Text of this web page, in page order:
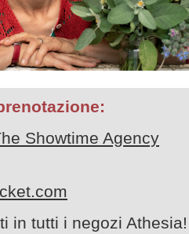
Showtime Agency
in tutti i negozi Athesia!